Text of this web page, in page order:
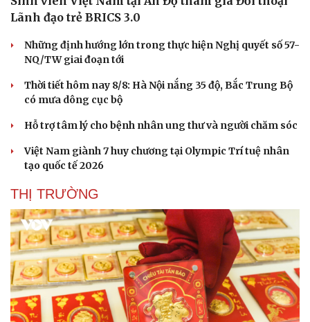
Lãnh đạo trẻ BRICS 3.0
Những định hướng lớn trong thực hiện Nghị quyết số 57-
NQ/TW giai đoạn tới
Thời tiết hôm nay 8/8: Hà Nội nắng 35 độ, Bắc Trung Bộ
có mưa dông cục bộ
Hỗ trợ tâm lý cho bệnh nhân ung thư và người chăm sóc
Việt Nam giành 7 huy chương tại Olympic Trí tuệ nhân
tạo quốc tế 2026
THỊ TRƯỜNG